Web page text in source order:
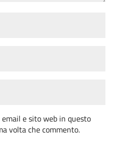
e sito web in questo
volta che commento.